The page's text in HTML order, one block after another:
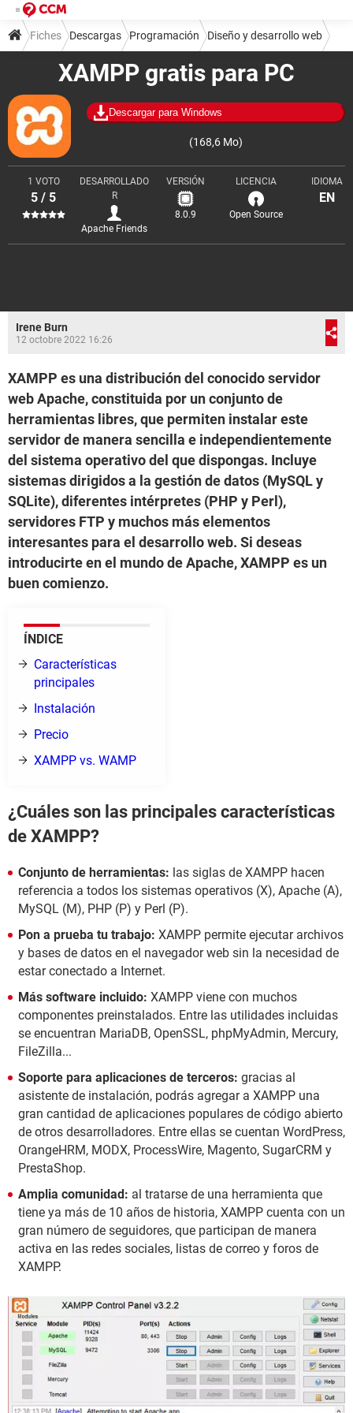
XAMPP gratis para PC
Descargar para Windows
(168,6 Mo)
1 VOTO
5 / 5
DESARROLLADO
R
Apache Friends
VERSIÓN
8.0.9
LICENCIA
Open Source
IDIOMA
EN
Fiches Descargas Programación Diseño y desarrollo web
Irene Burn
12 octobre 2022 16:26
XAMPP es una distribución del conocido servidor
web Apache, constituida por un conjunto de
herramientas libres, que permiten instalar este
servidor de manera sencilla e independientemente
del sistema operativo del que dispongas. Incluye
sistemas dirigidos a la gestión de datos (MySQL y
SQLite), diferentes intérpretes (PHP y Perl),
servidores FTP y muchos más elementos
interesantes para el desarrollo web. Si deseas
introducirte en el mundo de Apache, XAMPP es un
buen comienzo.
ÍNDICE
Características
principales
Instalación
Precio
XAMPP vs. WAMP
¿Cuáles son las principales características
de XAMPP?
Conjunto de herramientas: las siglas de XAMPP hacen
referencia a todos los sistemas operativos (X), Apache (A),
MySQL (M), PHP (P) y Perl (P).
Pon a prueba tu trabajo: XAMPP permite ejecutar archivos
y bases de datos en el navegador web sin la necesidad de
estar conectado a Internet.
Más software incluido: XAMPP viene con muchos
componentes preinstalados. Entre las utilidades incluidas
se encuentran MariaDB, OpenSSL, phpMyAdmin, Mercury,
FileZilla...
Soporte para aplicaciones de terceros: gracias al
asistente de instalación, podrás agregar a XAMPP una
gran cantidad de aplicaciones populares de código abierto
de otros desarrolladores. Entre ellas se cuentan WordPress,
OrangeHRM, MODX, ProcessWire, Magento, SugarCRM y
PrestaShop.
Amplia comunidad: al tratarse de una herramienta que
tiene ya más de 10 años de historia, XAMPP cuenta con un
gran número de seguidores, que participan de manera
activa en las redes sociales, listas de correo y foros de
XAMPP.